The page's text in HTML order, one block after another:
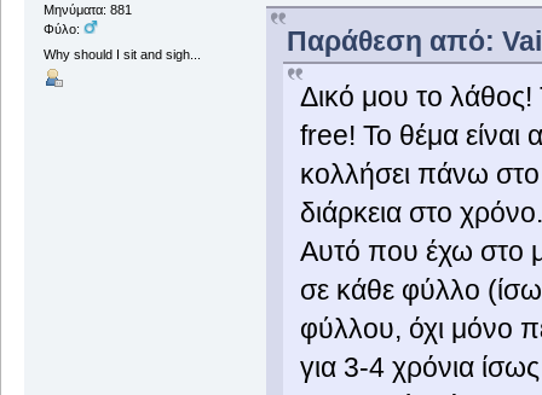
Μηνύματα: 881
Φύλο:
Why should I sit and sigh...
Παράθεση από:
Δικό μου το
free! Το θέμα είναι
κολλήσει πάνω
διάρκεια στο
Αυτό που έχω στο
σε κάθε φύλλο
φύλλου, όχι μόνο
για 3-4 χρόνια